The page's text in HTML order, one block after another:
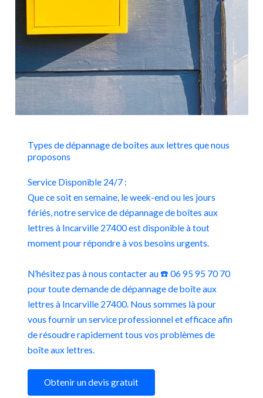
Types de dépannage de boîtes aux lettres que nous
proposons
Service Disponible 24/7 :
Que ce soit en semaine, le week-end ou les jours
fériés, notre service de dépannage de boîtes aux
lettres à Incarville 27400 est disponible à tout
moment pour répondre à vos besoins urgents.
N’hésitez pas à nous contacter au ☎️ 06 95 95 70 70
pour toute demande de dépannage de boîte aux
lettres à Incarville 27400. Nous sommes là pour
vous fournir un service professionnel et efficace afin
de résoudre rapidement tous vos problèmes de
boîte aux lettres.
Obtenir un devis gratuit